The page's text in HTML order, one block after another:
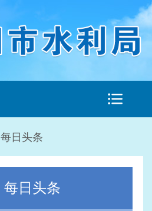
每日头条
每日头条